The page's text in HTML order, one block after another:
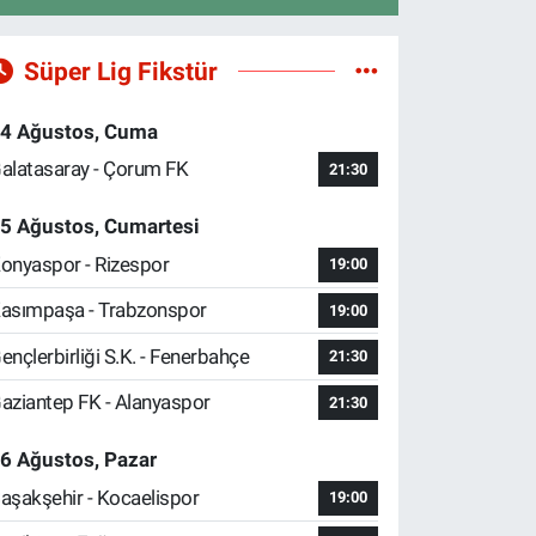
Süper Lig Fikstür
Ağustos, Cuma
- Çorum FK
21:30
Ağustos, Cumartesi
- Rizespor
19:00
- Trabzonspor 19:00
S.K. - Fenerbahçe 21:30
FK - Alanyaspor 21:30
Ağustos, Pazar
- Kocaelispor
19:00